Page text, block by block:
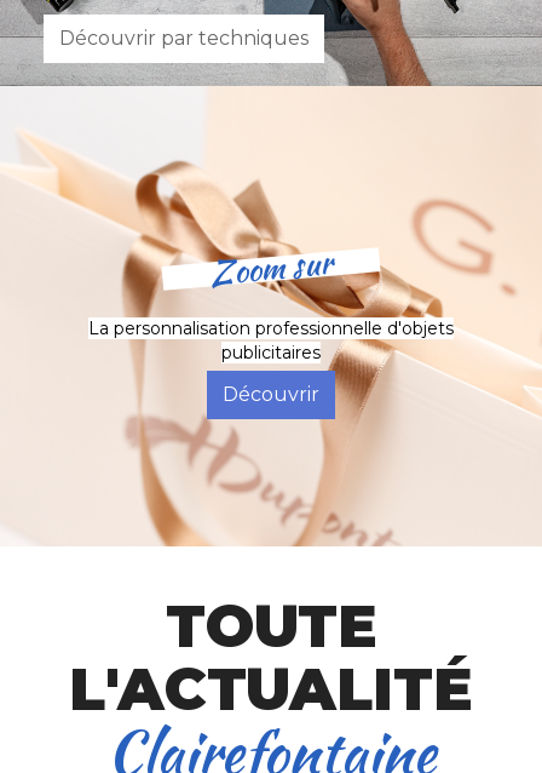
Découvrir par techniques
Zoom sur
La personnalisation professionnelle d'objets
publicitaires
Découvrir
TOUTE
L'ACTUALITÉ